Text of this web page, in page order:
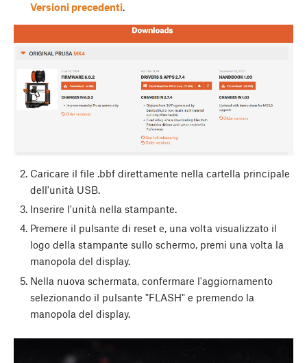
Versioni precedenti.
Caricare il file .bbf direttamente nella cartella principale
dell'unità USB.
Inserire l'unità nella stampante.
Premere il pulsante di reset e, una volta visualizzato il
logo della stampante sullo schermo, premi una volta la
manopola del display.
Nella nuova schermata, confermare l'aggiornamento
selezionando il pulsante "FLASH" e premendo la
manopola del display.